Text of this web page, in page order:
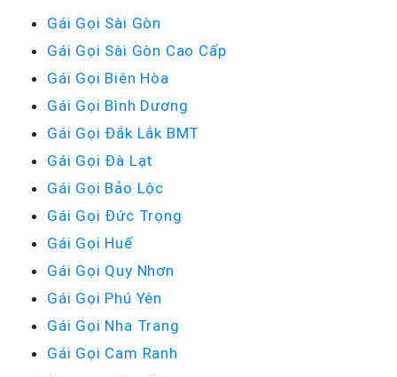
Gái Gọi Sài Gòn
Gái Gọi Sài Gòn Cao Cấp
Gái Gọi Biên Hòa
Gái Gọi Bình Dương
Gái Gọi Đắk Lắk BMT
Gái Gọi Đà Lạt
Gái Gọi Bảo Lộc
Gái Gọi Đức Trọng
Gái Gọi Huế
Gái Gọi Quy Nhơn
Gái Gọi Phú Yên
Gái Gọi Nha Trang
Gái Gọi Cam Ranh